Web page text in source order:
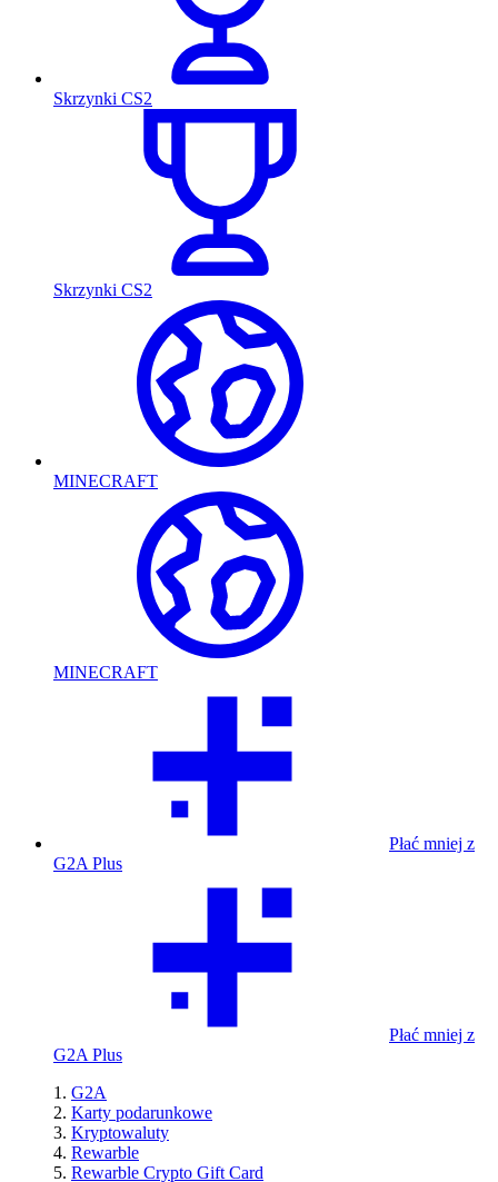
Skrzynki CS2
Skrzynki CS2
MINECRAFT
MINECRAFT
Płać mniej z
G2A Plus
Płać mniej z
G2A Plus
G2A
Karty podarunkowe
Kryptowaluty
Rewarble
Rewarble Crypto Gift Card